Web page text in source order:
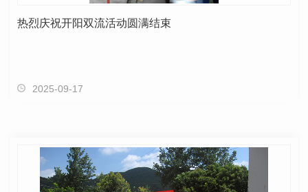
热烈庆祝开阳双流活动圆满结束
2025-09-17